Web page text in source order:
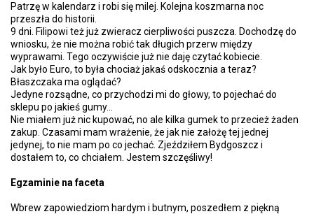
Patrzę w kalendarz i robi się milej. Kolejna koszmarna noc
przeszła do historii.
9 dni. Filipowi też już zwieracz cierpliwości puszcza. Dochodzę do
wniosku, że nie można robić tak długich przerw między
wyprawami. Tego oczywiście już nie daję czytać kobiecie.
Jak było Euro, to była chociaż jakaś odskocznia a teraz?
Błaszczaka ma oglądać?
Jedyne rozsądne, co przychodzi mi do głowy, to pojechać do
sklepu po jakieś gumy...
Nie miałem już nic kupować, no ale kilka gumek to przecież żaden
zakup. Czasami mam wrażenie, że jak nie założę tej jednej
jedynej, to nie mam po co jechać. Zjeździłem Bydgoszcz i
dostałem to, co chciałem. Jestem szczęśliwy!
Egzaminie na faceta
Wbrew zapowiedziom hardym i butnym, poszedłem z piękną